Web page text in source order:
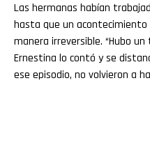
Las hermanas habían
hasta que un
manera irreversible. “Hubo
Ernestina lo contó y se
ese episodio, no volvieron a